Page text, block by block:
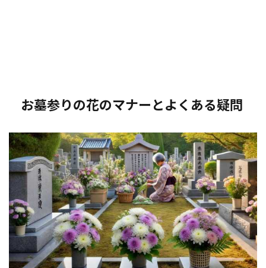
お墓参りの花のマナーとよくある疑問